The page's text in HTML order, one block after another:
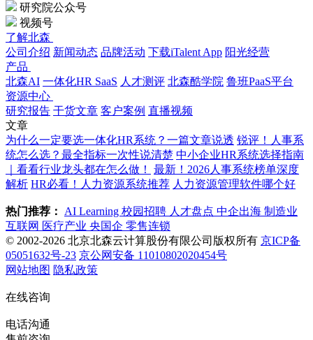
研究院公众号
视频号
了解北森
公司介绍 新闻动态 品牌活动 下载iTalent App 阳光经营
产品
北森AI 一体化HR SaaS 人才测评 北森酷学院 鲁班PaaS平台
资源中心
研究报告 干货文章 客户案例 直播视频
文章
为什么一定要选一体化HR系统？一篇文章说透 锐评！人事系
统怎么选？最全指标一次性说清楚 中小企业HR系统选择指南
｜看看行业龙头都在怎么做！
最新！2026人事系统榜单深度
解析 HR必看！人力资源系统推荐 人力资源管理软件哪个好
热门推荐： AI Learning 校园招聘 人才盘点 中企出海 制造业
互联网 医疗产业 央国企 零售连锁
© 2002-2026 北京北森云计算股份有限公司版权所有 京ICP备
05051632号-23 京公网安备 11010802020454号
网站地图 隐私政策
在线咨询
电话沟通